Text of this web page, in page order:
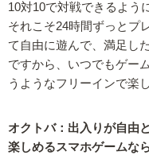
10対10で対戦できるよう
それこそ24時間ずっとプ
て自由に遊んで、満足し
ですから、いつでもゲー
うようなフリーインで楽
オクトバ：出入りが自由
楽しめるスマホゲームな